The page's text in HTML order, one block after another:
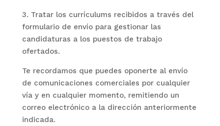
3. Tratar los currículums recibidos a través del
formulario de envío para gestionar las
candidaturas a los puestos de trabajo
ofertados.
Te recordamos que puedes oponerte al envío
de comunicaciones comerciales por cualquier
vía y en cualquier momento, remitiendo un
correo electrónico a la dirección anteriormente
indicada.